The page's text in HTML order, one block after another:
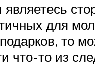
для
то
что-то из